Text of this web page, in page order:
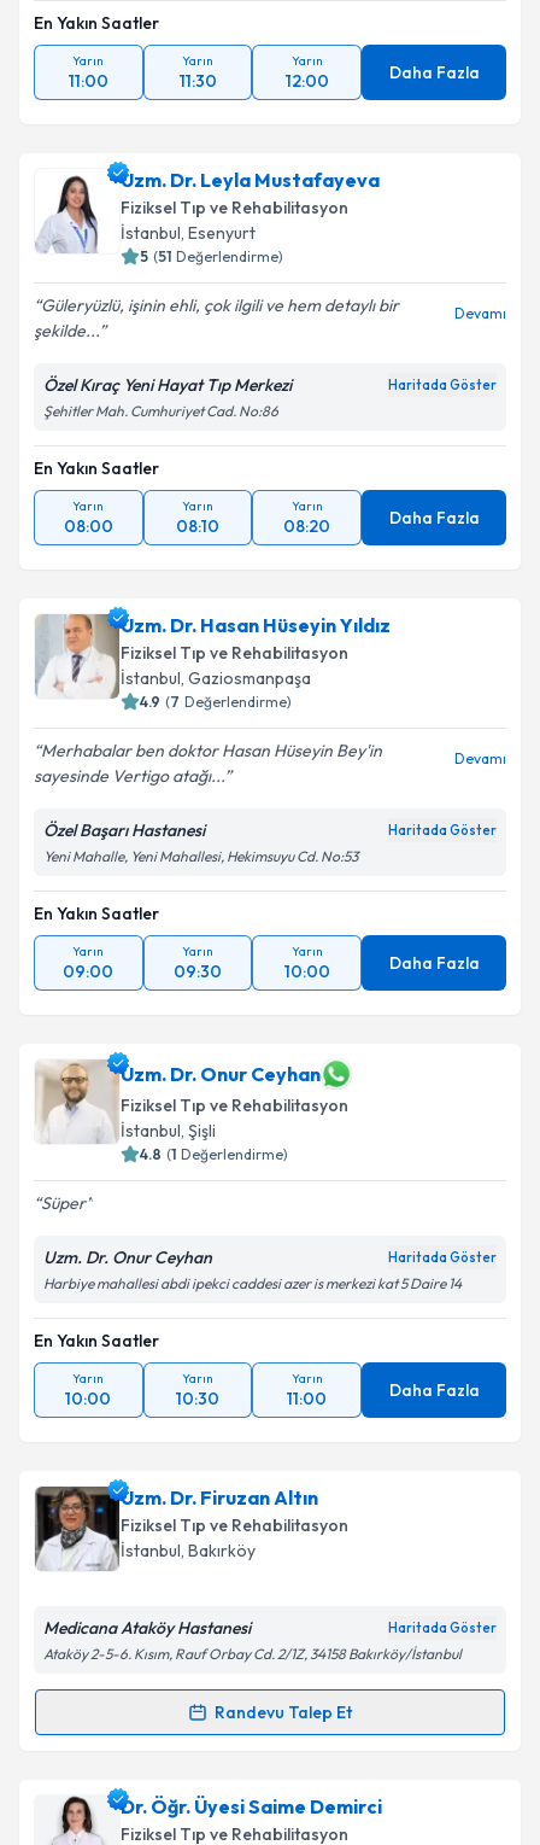
En Yakın Saatler
Yarın
11:00
Yarın
11:30
Yarın
12:00 Daha Fazla
Uzm. Dr. Leyla Mustafayeva
Fiziksel Tıp ve Rehabilitasyon
İstanbul, Esenyurt
5 (51 Değerlendirme)
Güleryüzlü, işinin ehli, çok ilgili ve hem detaylı bir
şekilde...
Devamı
Özel Kıraç Yeni Hayat Tıp Merkezi Haritada Göster
Şehitler Mah. Cumhuriyet Cad. No:86
En Yakın Saatler
Yarın
08:00
Yarın
08:10
Yarın
08:20 Daha Fazla
Uzm. Dr. Hasan Hüseyin Yıldız
Fiziksel Tıp ve Rehabilitasyon
İstanbul, Gaziosmanpaşa
4.9 (7 Değerlendirme)
Merhabalar ben doktor Hasan Hüseyin Bey'in
sayesinde Vertigo atağı...
Devamı
Özel Başarı Hastanesi Haritada Göster
Yeni Mahalle, Yeni Mahallesi, Hekimsuyu Cd. No:53
En Yakın Saatler
Yarın
09:00
Yarın
09:30
Yarın
10:00 Daha Fazla
Uzm. Dr. Onur Ceyhan
Fiziksel Tıp ve Rehabilitasyon
İstanbul, Şişli
4.8 (1 Değerlendirme)
Süper
Uzm. Dr. Onur Ceyhan Haritada Göster
Harbiye mahallesi abdi ipekci caddesi azer is merkezi kat 5 Daire 14
En Yakın Saatler
Yarın
10:00
Yarın
10:30
Yarın
11:00 Daha Fazla
Uzm. Dr. Firuzan Altın
Fiziksel Tıp ve Rehabilitasyon
İstanbul, Bakırköy
Medicana Ataköy Hastanesi Haritada Göster
Ataköy 2-5-6. Kısım, Rauf Orbay Cd. 2/1Z, 34158 Bakırköy/İstanbul
Randevu Talep Et
Randevu Takvimi Talebi
Uzm. Dr. Firuzan Altıniçin randevu takvimi talebi
oluşturun. Size bu uzmandan randevu almanız için bir
Dr. Öğr. Üyesi Saime Demirci
Fiziksel Tıp ve Rehabilitasyon